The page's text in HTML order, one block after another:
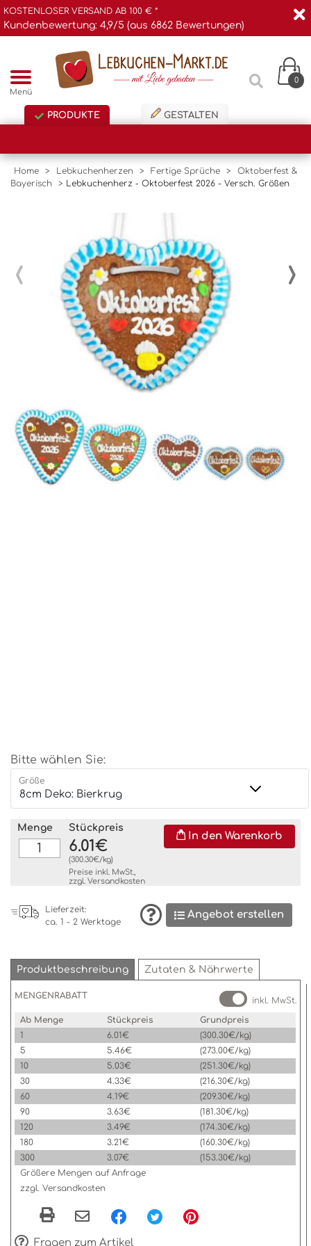
KOSTENLOSER VERSAND AB 100 € *
Kundenbewertung: 4,9/5 (aus 6862 Bewertungen)
Menü
0
PRODUKTE GESTALTEN
Home > Lebkuchenherzen > Fertige Sprüche >
Oktoberfest &
Bayerisch
> Lebkuchenherz - Oktoberfest 2026 - Versch. Größen
‹ ›
Bitte wählen Sie:
Größe
Menge Stückpreis
6.01€
(300.30€/kg)
Preise inkl. MwSt.,
zzgl. Versandkosten
In den Warenkorb
Lieferzeit:
ca. 1 - 2 Werktage
Angebot erstellen
Produktbeschreibung Zutaten & Nährwerte
MENGENRABATT
inkl. MwSt.
Ab Menge
Stückpreis
Grundpreis
1
6.01€
(300.30€/kg)
5
5.46€
(273.00€/kg)
10
5.03€
(251.30€/kg)
30
4.33€
(216.30€/kg)
60
4.19€
(209.30€/kg)
90
3.63€
(181.30€/kg)
120
3.49€
(174.30€/kg)
180
3.21€
(160.30€/kg)
300
3.07€
(153.30€/kg)
Größere Mengen auf Anfrage
zzgl. Versandkosten
Fragen zum Artikel